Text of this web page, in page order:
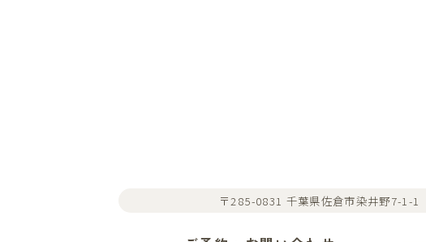
〒285-0831 千葉県佐倉市染井野7-1-1